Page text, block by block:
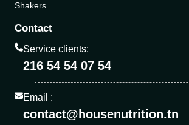
Shakers
Contact
Service clients:
216 54 54 07 54
Email :
contact@housenutrition.tn